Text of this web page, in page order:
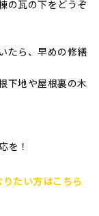
の瓦の下をどうぞ
たら、早めの修繕
下地や屋根裏の木
を！
たい方はこちら